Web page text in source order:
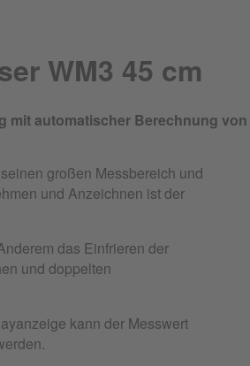
WM3 45 cm
mit automatischer Berechnung
großen Messbereich und
und Anzeichnen ist der
das Einfrieren der
und doppelten
kann der Messwert